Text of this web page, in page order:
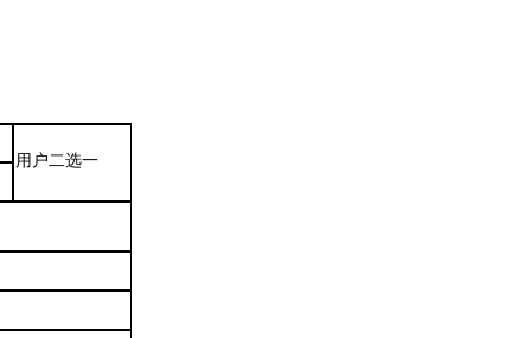
用户二选一